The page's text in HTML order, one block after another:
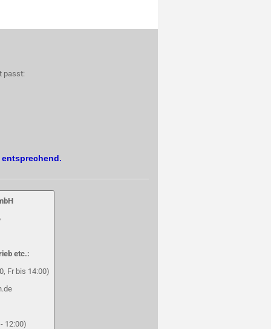
passt:
etc.:
Fr bis 14:00)
12:00)